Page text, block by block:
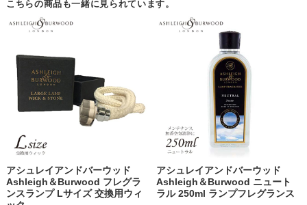
こちらの商品も一緒に見られています。
アシュレイアンドバーウッド
Ashleigh＆Burwood フレグラ
ンスランプ Lサイズ 交換用ウィ
アシュレイアンドバーウッド
Ashleigh＆Burwood ニュート
ラル 250ml ランプフレグランス